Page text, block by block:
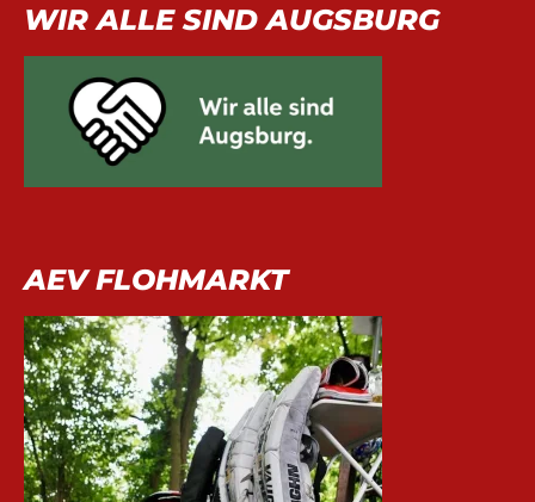
WIR ALLE SIND AUGSBURG
AEV FLOHMARKT